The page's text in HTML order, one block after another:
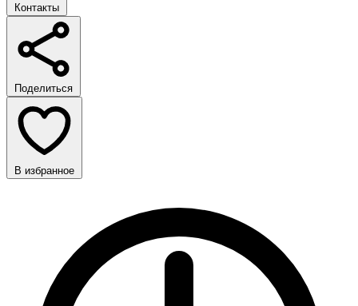
Контакты
Поделиться
В избранное